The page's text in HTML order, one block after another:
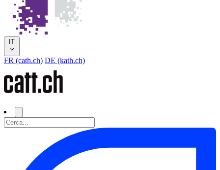
IT
FR (cath.ch) DE (kath.ch)